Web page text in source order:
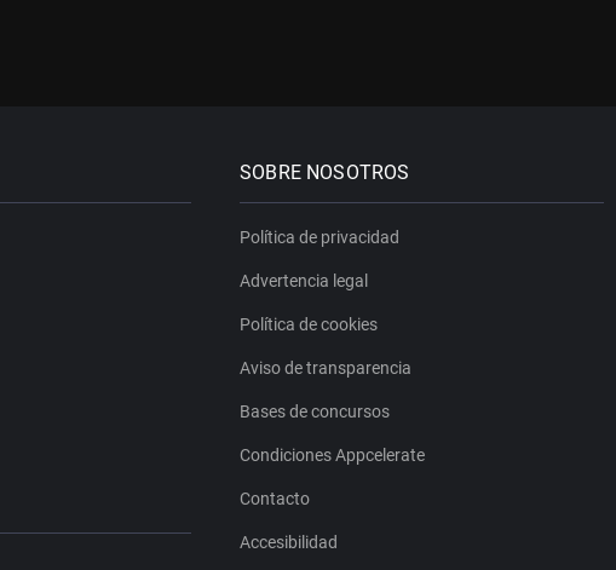
SOBRE NOSOTROS
Política de privacidad
Advertencia legal
Política de cookies
Aviso de transparencia
Bases de concursos
Condiciones Appcelerate
Contacto
Accesibilidad